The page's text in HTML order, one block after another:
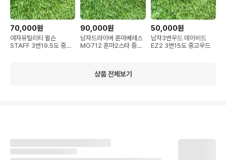
70,000원
여자유틸리티 윌슨
STAFF 3번19.5도 중고
90,000원
남자드라이버 혼마베레스
MG712 혼마2스타 중고
50,000원
남자3번우드 데이비드
EZ2 3번15도 중고우드
상품 전체보기